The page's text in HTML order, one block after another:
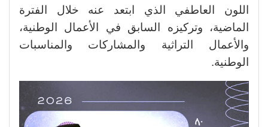
اللون العاطفي الذي ابتعد عنه خلال الفترة
الماضية، وتركيزه السابق في الأعمال الوطنية،
والأعمال التراثية والمشاركات والمناسبات
الوطنية.